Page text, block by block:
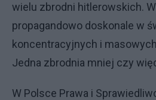
wielu zbrodni hitlerowskich.
propagandowo doskonale w
koncentracyjnych i
Jedna zbrodnia mniej czy
W Polsce Prawa i